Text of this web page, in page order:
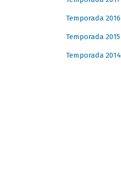
Temporada 2016
Temporada 2015
Temporada 2014